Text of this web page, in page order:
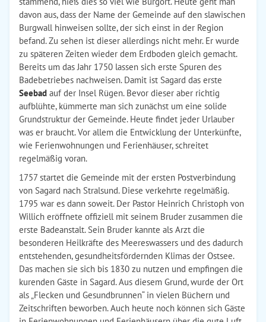
davon aus, dass der Name der Gemeinde auf den slawischen
Burgwall hinweisen sollte, der sich einst in der Region
befand. Zu sehen ist dieser allerdings nicht mehr. Er wurde
zu späteren Zeiten wieder dem Erdboden gleich gemacht.
Bereits um das Jahr 1750 lassen sich erste Spuren des
Badebetriebes nachweisen. Damit ist Sagard das erste
Seebad auf der Insel Rügen. Bevor dieser aber richtig
aufblühte, kümmerte man sich zunächst um eine solide
Grundstruktur der Gemeinde. Heute findet jeder Urlauber
was er braucht. Vor allem die Entwicklung der Unterkünfte,
wie Ferienwohnungen und Ferienhäuser, schreitet
regelmäßig voran.
1757 startet die Gemeinde mit der ersten Postverbindung
von Sagard nach Stralsund. Diese verkehrte regelmäßig.
1795 war es dann soweit. Der Pastor Heinrich Christoph von
Willich eröffnete offiziell mit seinem Bruder zusammen die
erste Badeanstalt. Sein Bruder kannte als Arzt die
besonderen Heilkräfte des Meereswassers und des dadurch
entstehenden, gesundheitsfördernden Klimas der Ostsee.
Das machen sie sich bis 1830 zu nutzen und empfingen die
kurenden Gäste in Sagard. Aus diesem Grund, wurde der Ort
als „Flecken und Gesundbrunnen“ in vielen Büchern und
Zeitschriften beworben. Auch heute noch können sich Gäste